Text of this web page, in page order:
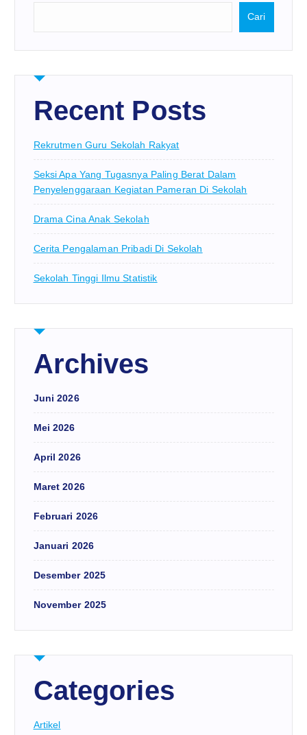
Cari
Recent Posts
Rekrutmen Guru Sekolah Rakyat
Seksi Apa Yang Tugasnya Paling Berat Dalam
Penyelenggaraan Kegiatan Pameran Di Sekolah
Drama Cina Anak Sekolah
Cerita Pengalaman Pribadi Di Sekolah
Sekolah Tinggi Ilmu Statistik
Archives
Juni 2026
Mei 2026
April 2026
Maret 2026
Februari 2026
Januari 2026
Desember 2025
November 2025
Categories
Artikel